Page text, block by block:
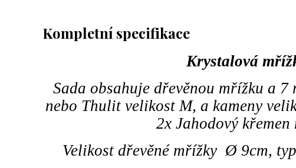
Kompletní specifikace
Krystalová
Sada obsahuje dřevěnou mřížku a
nebo Thulit velikost M, a kameny
2x Jahodový křemen
Velikost dřevěné mřížky Ø 9cm,